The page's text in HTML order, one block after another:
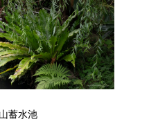
蓄水池